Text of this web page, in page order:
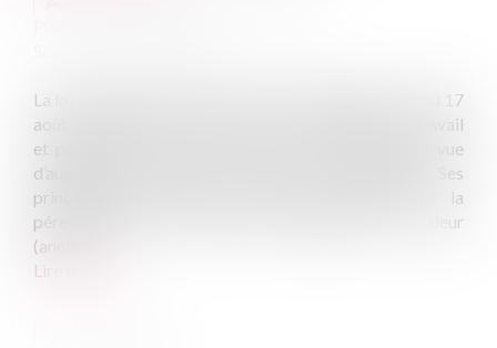
La loi n°2020-1158 du 16 août 2022, publiée au JO du 17
août, prévoit dans son chapitre I « valorisation du travail
et partage de la valeur » une série de mesures en vue
d’augmenter le pouvoir d’achat des salariés[1]. Ses
principales dispositions en faveur des salariés sont : la
pérennisation de la prime de partage de la valeur
(ancien...
Lire la suite